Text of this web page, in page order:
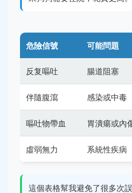
危險信號 可能問題
反复嘔吐 腸道阻塞
伴隨腹瀉 感染或中毒
嘔吐物帶血 胃潰瘍或內
虛弱無力 系統性疾病
這個表格幫我避免了很多次